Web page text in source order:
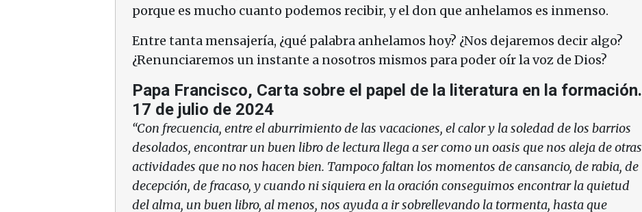
porque es mucho cuanto podemos recibir, y el don que anhelamos es inmenso.
Entre tanta mensajería, ¿qué palabra anhelamos hoy? ¿Nos dejaremos decir algo?
¿Renunciaremos un instante a nosotros mismos para poder oír la voz de Dios?
Papa Francisco, Carta sobre el papel de la literatura en la formación.
17 de julio de 2024
“Con frecuencia, entre el aburrimiento de las vacaciones, el calor y la soledad de los barrios
desolados, encontrar un buen libro de lectura llega a ser como un oasis que nos aleja de otras
actividades que no nos hacen bien. Tampoco faltan los momentos de cansancio, de rabia, de
decepción, de fracaso, y cuando ni siquiera en la oración conseguimos encontrar la quietud
del alma, un buen libro, al menos, nos ayuda a ir sobrellevando la tormenta, hasta que